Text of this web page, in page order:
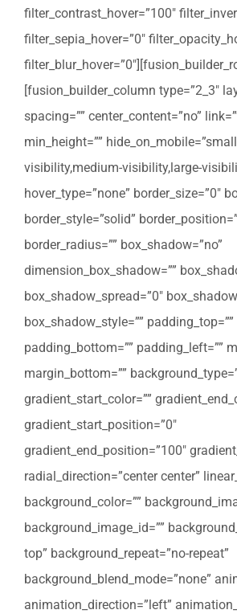
filter_contrast_hover=”100″
filter_sepia_hover=”0″
[fusion_builder_column type=”2_3″
spacing=”” center_content=”no”
min_height=””
visibility,medium-visibility,large-
hover_type=”none” border_size=”0″
border_style=”solid”
border_radius=”” box_shadow=”no”
dimension_box_shadow=””
box_shadow_spread=”0″
box_shadow_style=””
padding_bottom=”” padding_left=””
margin_bottom=””
gradient_start_color=””
gradient_start_position=”0″
gradient_end_position=”100″
radial_direction=”center center”
background_color=””
background_image_id=””
top” background_repeat=”no-repeat”
background_blend_mode=”none”
animation_direction=”left”